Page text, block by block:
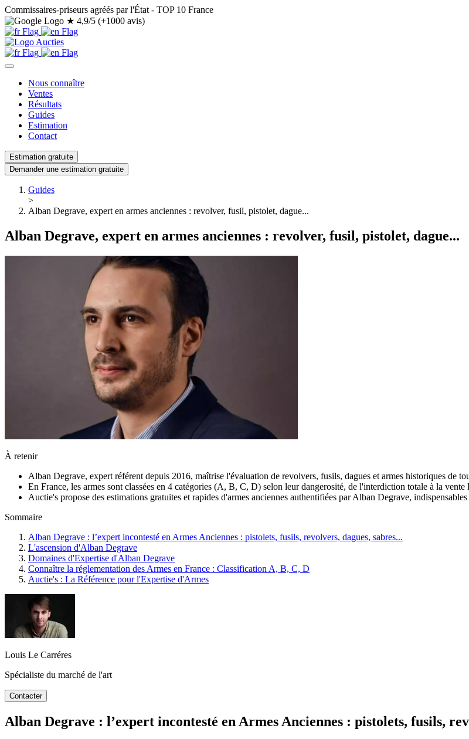
Commissaires-priseurs agréés par l'État - TOP 10 France
★ 4,9/5 (+1000 avis)
Nous connaître
Ventes
Résultats
Guides
Estimation
Contact
Estimation gratuite
Demander une estimation gratuite
Guides
>
Alban Degrave, expert en armes anciennes : revolver, fusil, pistolet, dague...
Alban Degrave, expert en armes anciennes : revolver, fusil, pistolet, dague...
À retenir
Alban Degrave, expert référent depuis 2016, maîtrise l'évaluation de revolvers, fusils, dagues et armes historiques de
En France, les armes sont classées en 4 catégories (A, B, C, D) selon leur dangerosité, de l'interdiction totale à la vente
Auctie's propose des estimations gratuites et rapides d'armes anciennes authentifiées par Alban Degrave,
Sommaire
Alban Degrave : l’expert incontesté en Armes Anciennes : pistolets, fusils, revolvers, dagues, sabres...
L'ascension d'Alban Degrave
Domaines d'Expertise d'Alban Degrave
Connaître la réglementation des Armes en France : Classification A, B, C, D
Auctie's : La Référence pour l'Expertise d'Armes
Louis Le Carréres
Spécialiste du marché de l'art
Contacter
Alban Degrave : l’expert incontesté en Armes Anciennes : pistolets, fusils,